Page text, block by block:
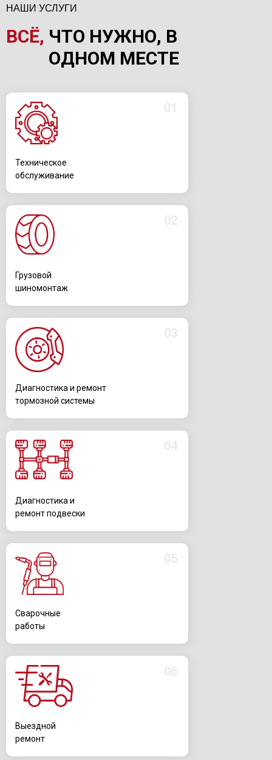
Техническое
обслуживание
Грузовой
шиномонтаж
Диагностика и ремонт
тормозной системы
Диагностика и
ремонт подвески
Выездной
ремонт
Сварочные
работы
НАШИ УСЛУГИ
ЧТО НУЖНО, В
ОДНОМ МЕСТЕ
ВСЁ,